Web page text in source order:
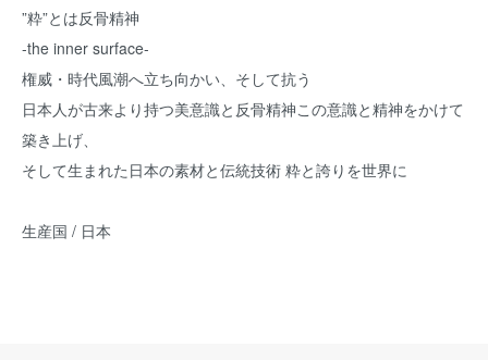
”粋”とは反骨精神
-the inner surface-
権威・時代風潮へ立ち向かい、そして抗う
日本人が古来より持つ美意識と反骨精神この意識と精神をかけて
築き上げ、
そして生まれた日本の素材と伝統技術 粋と誇りを世界に
生産国 / 日本